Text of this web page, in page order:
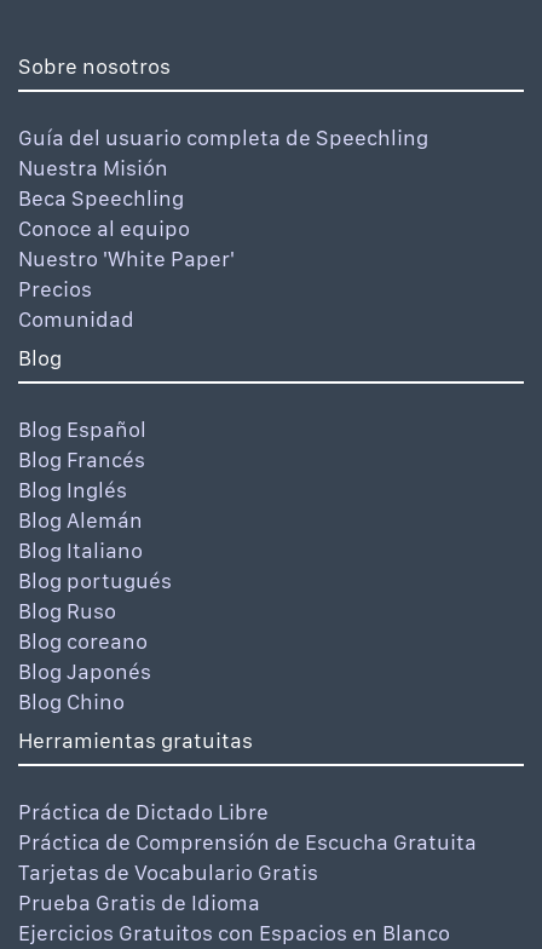
Sobre nosotros
Guía del usuario completa de Speechling
Nuestra Misión
Beca Speechling
Conoce al equipo
Nuestro 'White Paper'
Precios
Comunidad
Blog
Blog Español
Blog Francés
Blog Inglés
Blog Alemán
Blog Italiano
Blog portugués
Blog Ruso
Blog coreano
Blog Japonés
Blog Chino
Herramientas gratuitas
Práctica de Dictado Libre
Práctica de Comprensión de Escucha Gratuita
Tarjetas de Vocabulario Gratis
Prueba Gratis de Idioma
Ejercicios Gratuitos con Espacios en Blanco